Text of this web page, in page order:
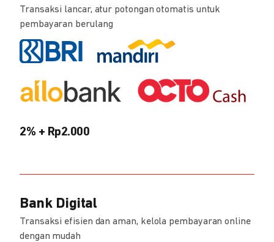
Transaksi lancar, atur potongan otomatis untuk
pembayaran berulang
2% + Rp2.000
Bank Digital
Transaksi efisien dan aman, kelola pembayaran online
dengan mudah